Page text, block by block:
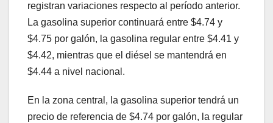
registran variaciones respecto al período anterior.
La gasolina superior continuará entre $4.74 y
$4.75 por galón, la gasolina regular entre $4.41 y
$4.42, mientras que el diésel se mantendrá en
$4.44 a nivel nacional.
En la zona central, la gasolina superior tendrá un
precio de referencia de $4.74 por galón, la regular